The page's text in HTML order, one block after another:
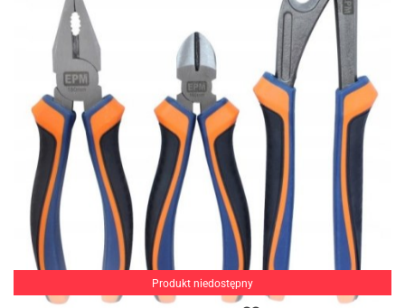
Produkt niedostępny